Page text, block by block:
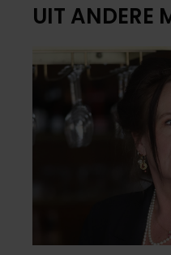
UIT ANDERE